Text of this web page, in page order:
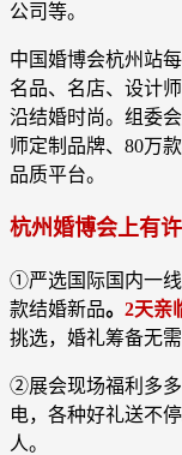
公司等。
中国婚博会杭州站
名品、名店、设计
沿结婚时尚。组委
师定制品牌、80万
品质平台。
杭州婚博会上有
①严选国际国内一
款结婚新品。 2天亲
挑选，婚礼筹备无需
②展会现场福利多
电，各种好礼送不
人。